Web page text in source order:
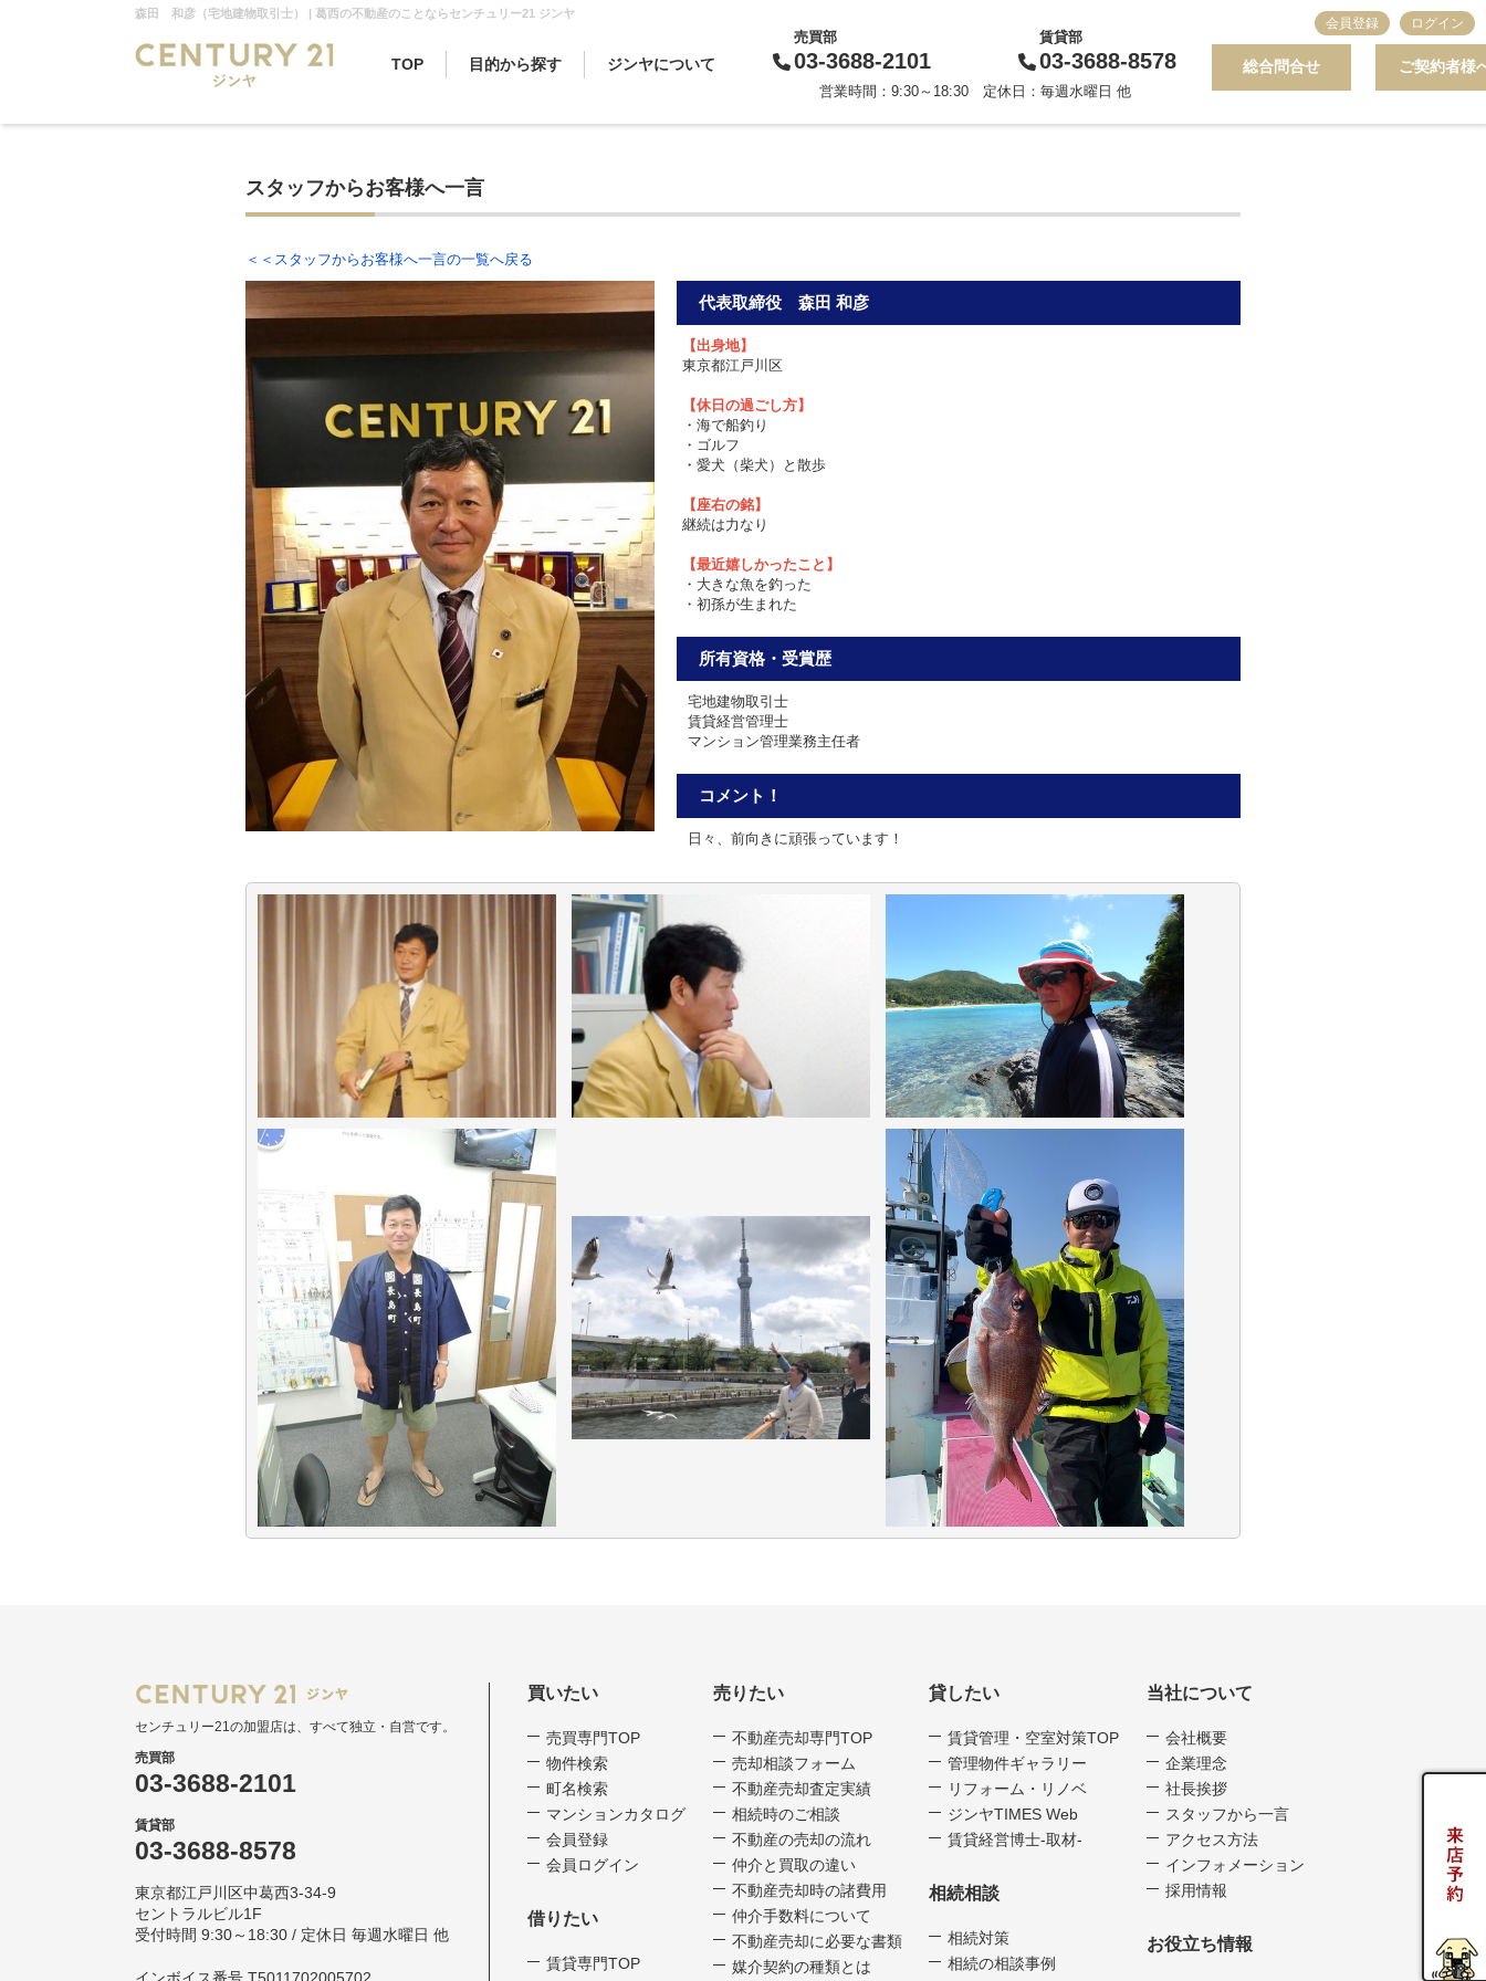
森田 和彦（宅地建物取引士） | 葛西の不動産のことならセンチュリー21 ジンヤ
TOP 目的から探す ジンヤについて
売買部
03-3688-2101
賃貸部
03-3688-8578
営業時間：9:30～18:30 定休日：毎週水曜日 他
総合問合せ ご契約者様
会員登録 ログイン
スタッフからお客様へ一言
＜＜スタッフからお客様へ一言の一覧へ戻る
代表取締役 森田 和彦
【出身地】
東京都江戸川区
【休日の過ごし方】
・海で船釣り
・ゴルフ
・愛犬（柴犬）と散歩
【座右の銘】
継続は力なり
【最近嬉しかったこと】
・大きな魚を釣った
・初孫が生まれた
所有資格・受賞歴
宅地建物取引士
賃貸経営管理士
マンション管理業務主任者
コメント！
日々、前向きに頑張っています！
センチュリー21の加盟店は、すべて独立・自営です。
売買部
03-3688-2101
賃貸部
03-3688-8578
東京都江戸川区中葛西3-34-9
セントラルビル1F
受付時間 9:30～18:30 / 定休日 毎週水曜日 他
買いたい
売買専門TOP
物件検索
町名検索
マンションカタログ
会員登録
会員ログイン
借りたい
賃貸専門TOP
売りたい
不動産売却専門TOP
売却相談フォーム
不動産売却査定実績
相続時のご相談
不動産の売却の流れ
仲介と買取の違い
不動産売却時の諸費用
仲介手数料について
不動産売却に必要な書類
媒介契約の種類とは
貸したい
賃貸管理・空室対策TOP
管理物件ギャラリー
リフォーム・リノベ
ジンヤTIMES Web
賃貸経営博士-取材-
相続相談
相続対策
相続の相談事例
当社について
会社概要
企業理念
社長挨拶
スタッフから一言
アクセス方法
インフォメーション
採用情報
お役立ち情報